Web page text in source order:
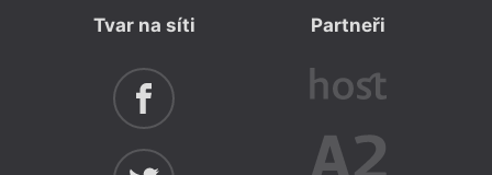
Tvar na síti Partneři